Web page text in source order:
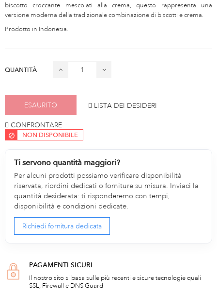
biscotto croccante mescolati alla crema, questo rappresenta una
versione moderna della tradizionale combinazione di biscotti e crema.
Prodotto in Indonesia.
QUANTITÀ
ESAURITO LISTA DEI DESIDERI
CONFRONTARE
NON DISPONIBILE
Ti servono quantità maggiori?
Per alcuni prodotti possiamo verificare disponibilità
riservata, riordini dedicati o forniture su misura. Inviaci la
quantità desiderata: ti risponderemo con tempi,
disponibilità e condizioni dedicate.
Richiedi fornitura dedicata
PAGAMENTI SICURI
Il nostro sito si basa sulle più recenti e sicure tecnologie quali
SSL, Firewall e DNS Guard